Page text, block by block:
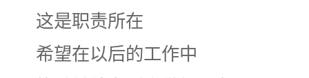
这是职责所在
希望在以后的工作中